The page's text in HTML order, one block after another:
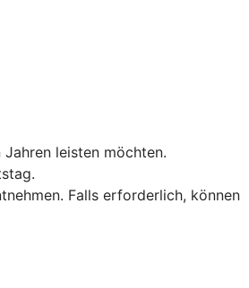
leisten möchten.
Falls erforderlich, können